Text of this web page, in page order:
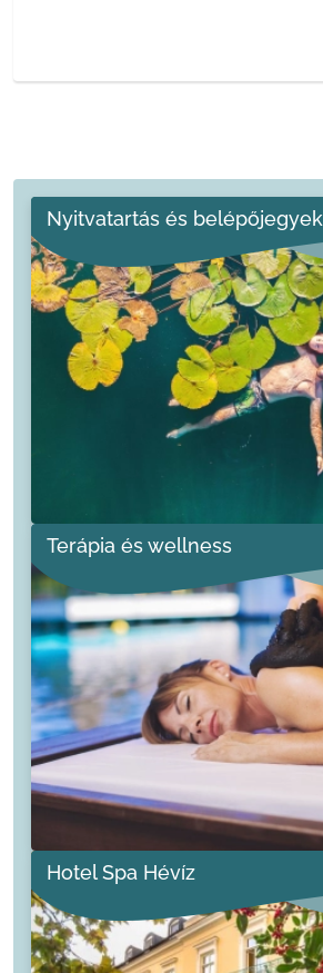
Nyitvatartás és belépőjegyek
Terápia és wellness
Hotel Spa Hévíz